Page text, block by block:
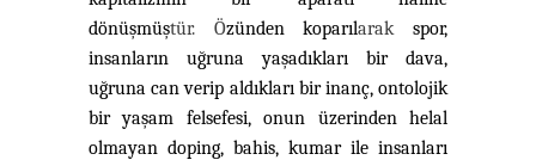
dönüşmüştür. Özünden koparılarakspor,
insanların uğruna yaşadıkları bir dava,
uğruna can verip aldıkları bir inanç, ontolojik
bir yaşam felsefesi, onun üzerinden helal
olmayan doping, bahis, kumar ile insanları